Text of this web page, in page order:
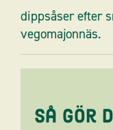
Så gör
dippsåser efter
vegomajonnäs.